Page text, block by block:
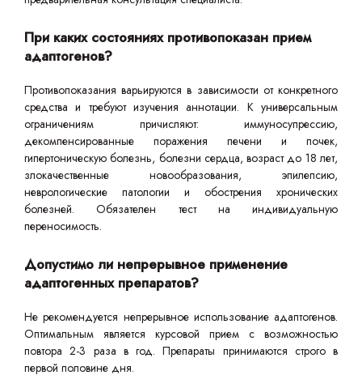
При каких состояниях противопоказан прием
адаптогенов?
Противопоказания варьируются в зависимости от конкретного
средства и требуют изучения аннотации. К универсальным
ограничениям причисляют: иммуносупрессию,
декомпенсированные поражения печени и почек,
гипертоническую болезнь, болезни сердца, возраст до 18 лет,
злокачественные новообразования, эпилепсию,
неврологические патологии и обострения хронических
болезней. Обязателен тест на индивидуальную
переносимость.
Допустимо ли непрерывное применение
адаптогенных препаратов?
Не рекомендуется непрерывное использование адаптогенов.
Оптимальным является курсовой прием с возможностью
повтора 2-3 раза в год. Препараты принимаются строго в
первой половине дня.